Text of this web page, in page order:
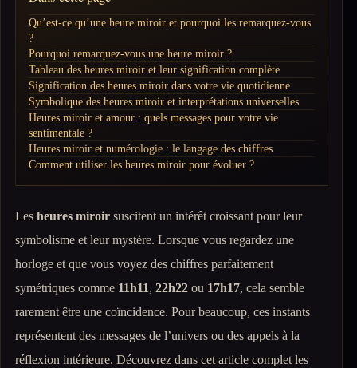
Qu’est-ce qu’une heure miroir et pourquoi les remarquez-vous
?
Pourquoi remarquez-vous une heure miroir ?
Tableau des heures miroir et leur signification complète
Signification des heures miroir dans votre vie quotidienne
Symbolique des heures miroir et interprétations universelles
Heures miroir et amour : quels messages pour votre vie
sentimentale ?
Heures miroir et numérologie : le langage des chiffres
Comment utiliser les heures miroir pour évoluer ?
Les heures miroirsuscitent un intérêt croissant pour leur
symbolisme et leur mystère. Lorsque vous regardez une
horloge et que vous voyez des chiffres parfaitement
symétriques comme 11h11, 22h22ou 17h17, cela semble
rarement être une coïncidence. Pour beaucoup, ces instants
représentent des messages de l’univers ou des appels à la
réflexion intérieure. Découvrez dans cet article complet les